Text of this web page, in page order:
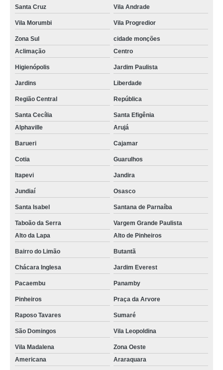
Santa Cruz Vila Andrade
Vila Morumbi Vila Progredior
Zona Sul
cidade monções
Aclimação
Centro
Higienópolis Jardim Paulista
Jardins Liberdade
Região Central República
Santa Cecília
Santa Efigênia
Alphaville
Arujá
Barueri Cajamar
Cotia Guarulhos
Itapevi Jandira
Jundiaí Osasco
Santa Isabel Santana de Parnaíba
Taboão da Serra
Vargem Grande Paulista
Alto da Lapa
Alto de Pinheiros
Bairro do Limão Butantã
Chácara Inglesa Jardim Everest
Pacaembu Panamby
Pinheiros Praça da Arvore
Raposo Tavares Sumaré
São Domingos Vila Leopoldina
Vila Madalena
Zona Oeste
Americana
Araraquara